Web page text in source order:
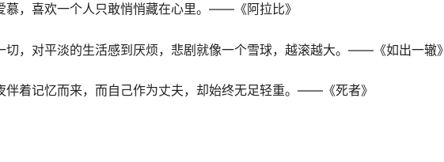
，喜欢一个人只敢悄悄藏在心里。——《阿拉比》
，对平淡的生活感到厌烦，悲剧就像一个雪球，越滚越大。——《如出一辙》
着记忆而来，而自己作为丈夫，却始终无足轻重。——《死者》